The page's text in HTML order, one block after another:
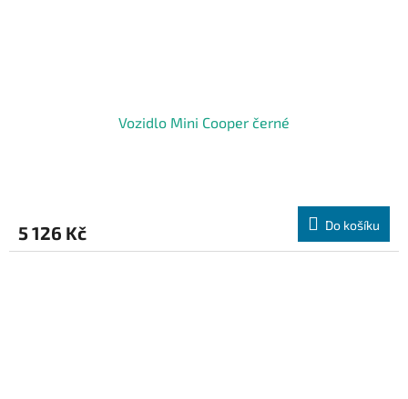
Vozidlo Mini Cooper černé
5 126 Kč Do košíku